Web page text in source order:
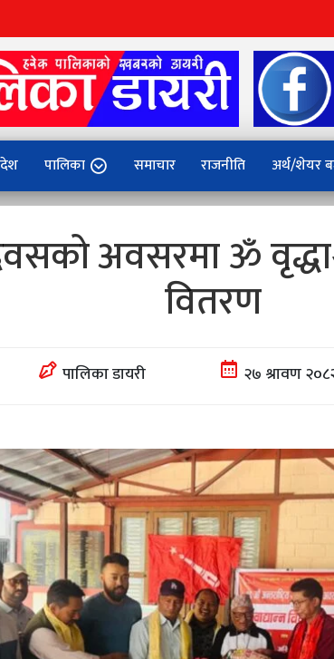
पालिका समाचार राजनीति अर्थ/शेयर
अवसरमा ॐ
वितरण
पालिका डायरी २७ श्रावण